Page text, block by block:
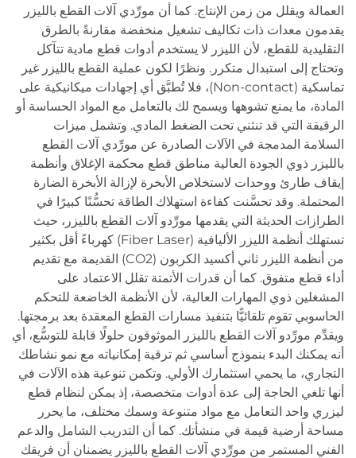
العمالة ويقلل من زمن الإنتاج. كما أن مورِّدي آلات القطع بالليزر
يقدمون معدات ذات تكاليف تشغيل منخفضة مقارنةً بالطرق
التقليدية للقطع، لأن الليزر لا يستخدم أدوات قطع مادية تتآكل
وتحتاج إلى استبدال متكرر. ونظرًا لكون عملية القطع بالليزر غير
تماسكية (Non-contact)، فلا تُطبَّق أي إجهادات ميكانيكية على
المادة، ما يمنع تشوهها ويسمح لك بالتعامل مع المواد الحساسة أو
الرقيقة التي قد تنثني تحت الضغط المادي. وتشمل ميزات
السلامة المدمجة في الآلات الصادرة عن مورِّدي آلات القطع
بالليزر ذوي الجودة العالية مناطق قطع محكمة الإغلاق وأنظمة
إيقاف طارئ ووحدات لاستخلاص الأبخرة لإزالة الأبخرة الضارة
المحتملة. وقد تحسَّنت كفاءة استهلاك الطاقة تحسُّنًا كبيرًا في
الطرازات الحديثة التي يقدمها مورِّدو آلات القطع بالليزر، حيث
تستهلك أنظمة الليزر الأليافية (Fiber Laser) كهرباءً أقل بكثير
من أنظمة الليزر ثاني أكسيد الكربون (CO2) القديمة مع تقديم
أداء قطع متفوق. كما أن قدرات الأتمتة تقلل الاعتماد على
المشغلين ذوي المهارات العالية، لأن الأنظمة الخاضعة للتحكم
الحاسوبي تقوم تلقائيًّا بتنفيذ مسارات القطع المعقدة بعد برمجتها.
ويقدِّم مورِّدو آلات القطع بالليزر الموثوقون حلولًا قابلة للتوسُّع، أي
أنه يمكنك البدء بنموذج أساسي ثم ترقية إمكانياته مع نمو نشاطك
التجاري، ما يحمي استثمارك الأولي. وتكمن تنوعية هذه الآلات في
أنها تلغي الحاجة إلى عدة أدوات متخصصة، إذ يمكن لنظام قطع
ليزري واحد التعامل مع مواد متنوعة وسمك مختلف، ما يحرر
مساحة أرضية قيمة في منشأتك. كما أن التدريب الشامل والدعم
الفني المستمر من مورِّدي آلات القطع بالليزر يضمنان أن فريقك